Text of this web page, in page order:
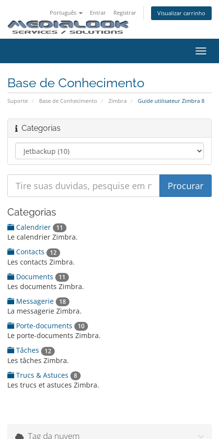
Português Entrar Registrar Visualizar carrinho
Base de Conhecimento
Suporte Base de Conhecimento Zimbra Guide utilisateur Zimbra 8
Categorias
Categorias
Calendrier 11
Le calendrier Zimbra.
Contacts
12
Les contacts Zimbra.
Documents
11
Les documents Zimbra.
Messagerie
18
La messagerie Zimbra.
Porte-documents
10
Le porte-documents Zimbra.
Tâches
12
Les tâches Zimbra.
Trucs & Astuces
8
Les trucs et astuces Zimbra.
Tag da nuvem